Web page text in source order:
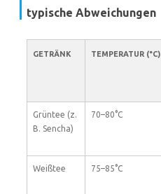
typische Abweichungen
GETRÄNK TEMPERATUR (°C)
Grüntee (z.
B. Sencha)
70–80°C
Weißtee 75–85°C